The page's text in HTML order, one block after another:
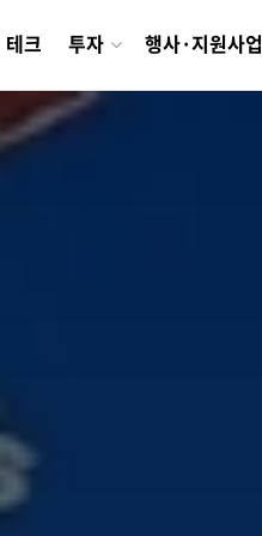
테크 투자 행사·지원사업